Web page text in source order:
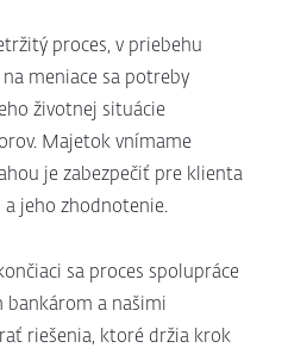
proces, v priebehu
meniace sa potreby
životnej situácie
Majetok vnímame
je zabezpečiť pre klienta
jeho zhodnotenie.
sa proces spolupráce
a našimi
riešenia, ktoré držia krok